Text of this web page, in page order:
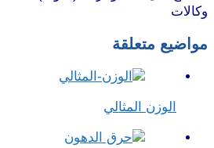
وكالات
مواضيع متعلقة
الوزن المثالي